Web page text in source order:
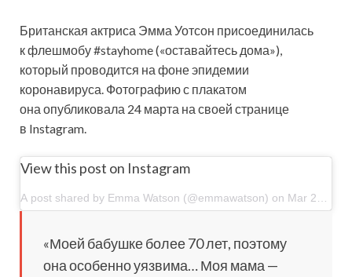
Британская актриса Эмма Уотсон присоединилась
к флешмобу #stayhome («оставайтесь дома»),
который проводится на фоне эпидемии
коронавируса. Фотографию с плакатом
она опубликовала 24 марта на своей странице
в Instagram.
View this post on Instagram
«Моей бабушке более 70 лет, поэтому
она особенно уязвима… Моя мама —